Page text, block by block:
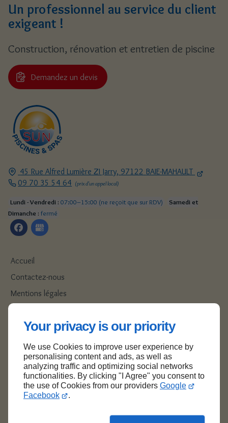
Your privacy is our priority
We use Cookies to improve user experience by
personalising content and ads, as well as
analyzing traffic and optimizing social networks
functionalities. By clicking "I Agree" you consent to
the use of Cookies from our providers Google
Facebook
.
45 Rue Alfred Lumière ZI Jarry, 97122 BAIE-MAHAULT
09 70 35 54 64
Lundi - Vendredi : 07:00–15:00 (ne reçoit que sur RDV)
Samedi et
Dimanche : fermé
Accueil
Contactez-nous
Mentions légales
Un professionnel au service du client
exigeant !
Construction, rénovation et entretien de piscine
Demandez un devis
Haut de page